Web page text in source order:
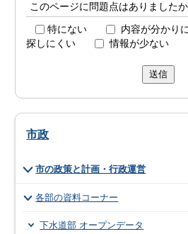
このページに問題点はありました
特にない 内容が分かり
探しにくい
情報が少ない
送信
市政
市の政策と計画・行政運営
各部の資料コーナー
下水道部 オープンデータ